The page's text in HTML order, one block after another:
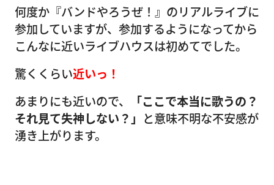
何度か『バンドやろうぜ！』のリアルライブに
参加していますが、参加するようになってから
こんなに近いライブハウスは初めてでした。
驚くくらい近いっ！
あまりにも近いので、
「ここで本当に歌うの？
それ見て失神しない？」 と意味不明な不安感が
湧き上がります。